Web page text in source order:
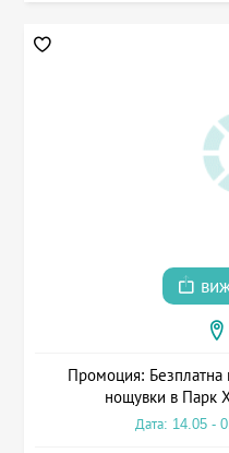
Промоция: Безплатна
нощувки в Парк
Дата: 14.05 -